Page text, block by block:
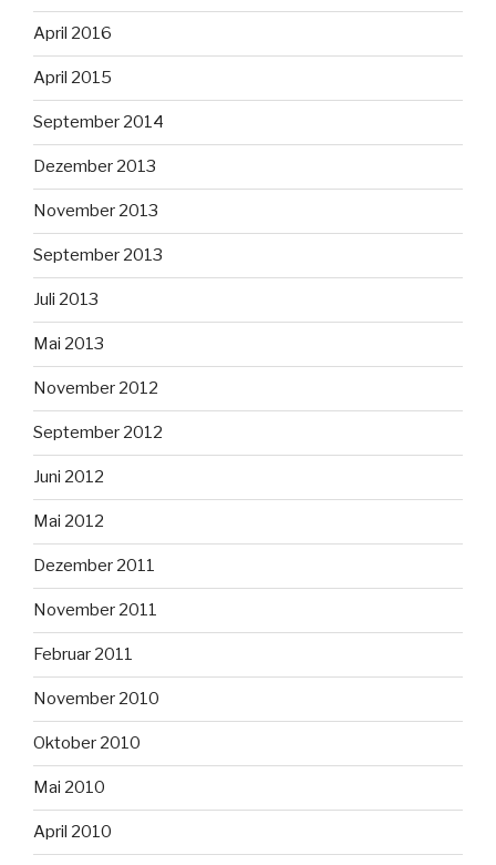
April 2016
April 2015
September 2014
Dezember 2013
November 2013
September 2013
Juli 2013
Mai 2013
November 2012
September 2012
Juni 2012
Mai 2012
Dezember 2011
November 2011
Februar 2011
November 2010
Oktober 2010
Mai 2010
April 2010